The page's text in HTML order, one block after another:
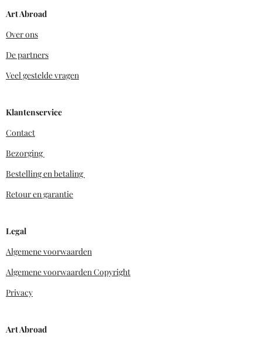
Art Abroad
Over ons
De partners
Veel gestelde vragen
Klantenservice
Contact
Bezorging
Bestelling en betaling
Retour en garantie
Legal
Algemene voorwaarden
Algemene voorwaarden Copyright
Privacy
Art Abroad